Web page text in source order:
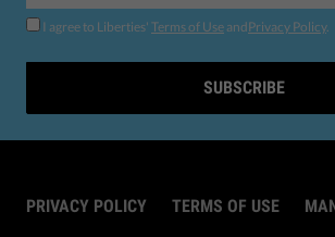
I agree to Liberties' Terms of Use andPrivacy Policy.
SUBSCRIBE
PRIVACY POLICY TERMS OF USE